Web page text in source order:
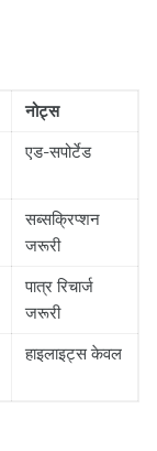
नोट्स
एड-सपोर्टेड
सब्सक्रिप्शन
जरूरी
पात्र रिचार्ज
जरूरी
हाइलाइट्स केवल